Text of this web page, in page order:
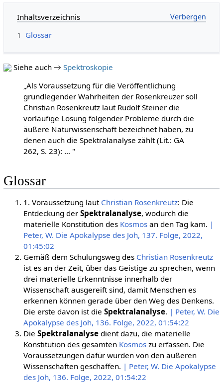
Inhaltsverzeichnis
1 Glossar
Siehe auch → Spektroskopie
„Als Voraussetzung für die Veröffentlichung
grundlegender Wahrheiten der Rosenkreuzer soll
Christian Rosenkreutz laut Rudolf Steiner die
vorläufige Lösung folgender Probleme durch die
äußere Naturwissenschaft bezeichnet haben, zu
denen auch die Spektralanalyse zählt (Lit.: GA
262, S. 23): … "
Glossar
1. Voraussetzung laut Christian Rosenkreutz: Die
Entdeckung der Spektralanalyse, wodurch die
materielle Konstitution des Kosmosan den Tag kam. |
Peter, W. Die Apokalypse des Joh, 137. Folge, 2022,
01:45:02
Gemäß dem Schulungsweg des Christian Rosenkreutz
ist es an der Zeit, über das Geistige zu sprechen, wenn
drei materielle Erkenntnisse innerhalb der
Wissenschaft ausgereift sind, damit Menschen es
erkennen können gerade über den Weg des Denkens.
Die erste davon ist die Spektralanalyse. | Peter, W. Die
Apokalypse des Joh, 136. Folge, 2022, 01:54:22
Die Spektralanalysedient dazu, die materielle
Konstitution des gesamten Kosmoszu erfassen. Die
Voraussetzungen dafür wurden von den äußeren
Wissenschaften geschaffen. | Peter, W. Die Apokalypse
des Joh, 136. Folge, 2022, 01:54:22